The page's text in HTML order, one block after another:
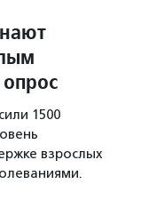
1500
взрослых